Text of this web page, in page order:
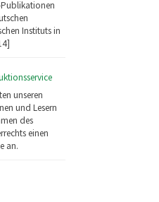
Instituts in
unseren
und Lesern
des
einen
an.